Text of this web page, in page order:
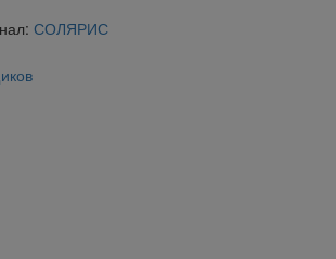
СОЛЯРИС